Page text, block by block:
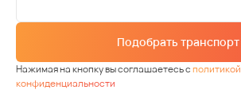
Подобрать транспорт
Нажимая на кнопку вы соглашаетесь сполитикой
конфиденциальности